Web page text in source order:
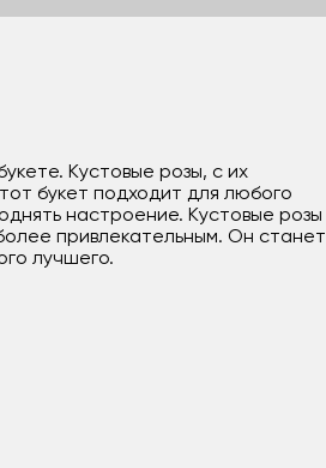
Кустовые розы, с их
букет подходит для любого
настроение. Кустовые розы
привлекательным. Он станет
лучшего.